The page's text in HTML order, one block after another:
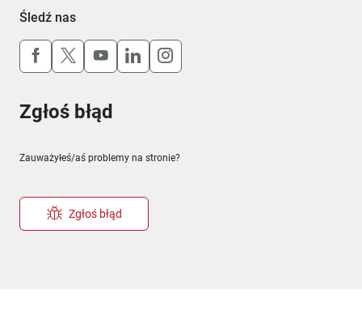
Śledź nas
Uwaga, link otworzy się w nowym oknie
Uwaga, link otworzy się w nowym oknie
Uwaga, link otworzy się w nowym
Uwaga, link otworzy się w
Uwaga, link otworzy się w
Zgłoś błąd
Zauważyłeś/aś problemy na stronie?
Zgłoś błąd